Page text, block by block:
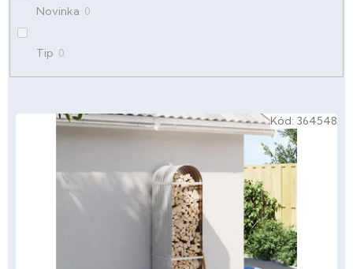
Novinka 0
Tip 0
V
Kód: 364548